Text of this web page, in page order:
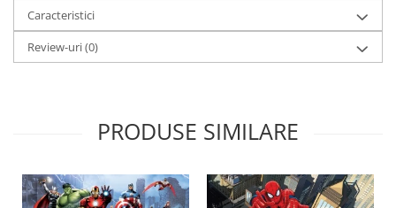
Caracteristici
Review-uri(0)
PRODUSE SIMILARE